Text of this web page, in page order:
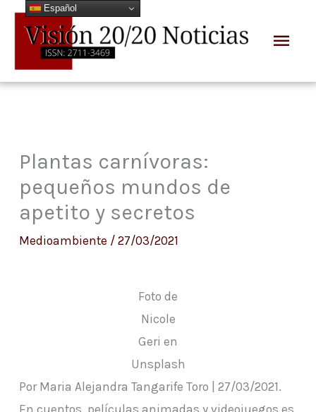
contenido
Plantas carnívoras:
pequeños mundos de
apetito y secretos
Medioambiente / 27/03/2021
Foto de
Nicole
Geri en
Unsplash
Por Maria Alejandra Tangarife Toro | 27/03/2021.
En cuentos, películas animadas y videojuegos es
Español